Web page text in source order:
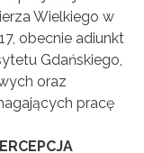
Wielkiego w
obecnie adiunkt
Gdańskiego,
oraz
pracę